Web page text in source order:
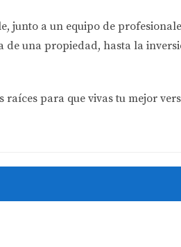
pueden afectar su poder
situación es única y requiere una
por el tipo de cambio, no
dependiendo de la fortaleza o
, junto a un equipo de
de una propiedad, hasta la
raíces para que vivas tu mejor